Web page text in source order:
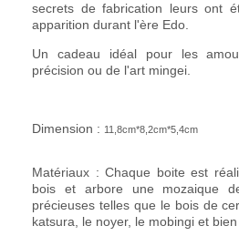
secrets de fabrication leurs ont
apparition durant l'ère Edo.
Un cadeau idéal pour les
précision ou de l'art mingei.
Dimension : 11,8cm*8,2cm*5,4cm
Matériaux : Chaque boite est
bois et arbore une mozaique
précieuses telles que le bois de
katsura, le noyer, le mobingi et bien